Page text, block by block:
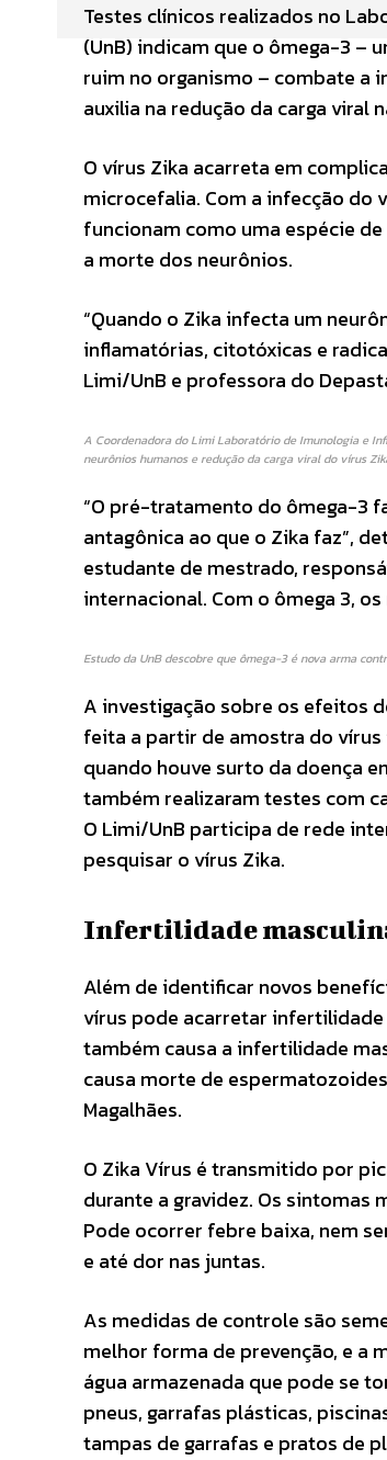
Testes clínicos realizados no
(UnB) indicam que o ômega-3 –
ruim no organismo – combate a
auxilia na redução da carga viral
O vírus Zika acarreta em
microcefalia. Com a infecção do
funcionam como uma espécie
a morte dos neurônios.
“Quando o Zika infecta um
inflamatórias, citotóxicas e
Limi/UnB e professora do
A Coordenadora do Limi Laboratório de Imunologia e
neurônios humanos e redução da carga viral do vírus
“O pré-tratamento do ômega-3
antagônica ao que o Zika faz”,
estudante de mestrado,
internacional. Com o ômega 3,
Estudo da UnB descobre que ômega-3 é nova arma
A investigação sobre os efeitos
feita a partir de amostra do
quando houve surto da doença
também realizaram testes com
O Limi/UnB participa de rede
pesquisar o vírus Zika.
Infertilidade
Além de identificar novos
vírus pode acarretar infertilidade
também causa a infertilidade
causa morte de
Magalhães.
O Zika Vírus é transmitido por
durante a gravidez. Os sintomas
Pode ocorrer febre baixa, nem
e até dor nas juntas.
As medidas de controle são
melhor forma de prevenção, e a
água armazenada que pode se
pneus, garrafas plásticas,
tampas de garrafas e pratos de